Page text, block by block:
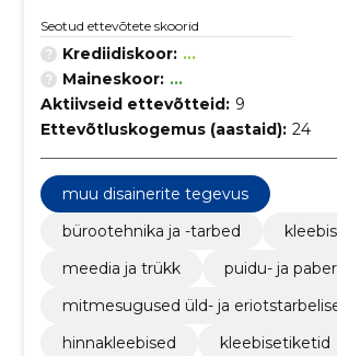
Seotud ettevõtete skoorid
Krediidiskoor: ...
Maineskoor: ...
Aktiivseid ettevõtteid: 9
Ettevõtluskogemus (aastaid): 24
muu disainerite tegevus
bürootehnika ja -tarbed
meedia ja trükk
puidu- ja
mitmesugused üld- ja
hinnakleebised
kleebisetiketid